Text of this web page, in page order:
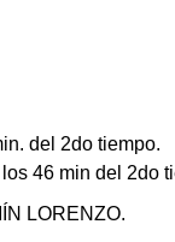
del 2do tiempo.
46 min del 2do
LORENZO.